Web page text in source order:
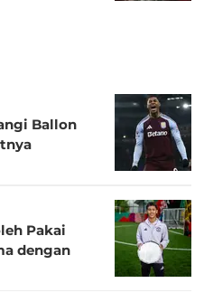
Ballon
Pakai
dengan